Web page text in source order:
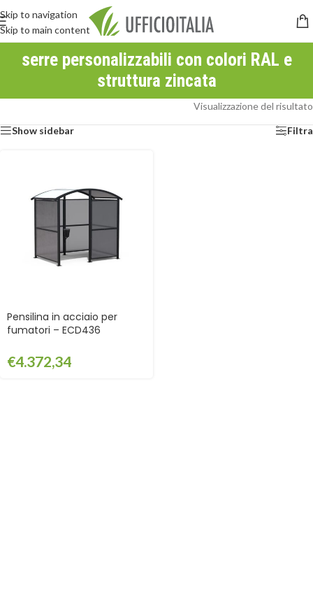
Skip to navigation
Skip to main content
serre personalizzabili con colori RAL e
struttura zincata
Visualizzazione del risultato
Show sidebar Filtra
Pensilina in acciaio per
fumatori – ECD436
€4.372,34